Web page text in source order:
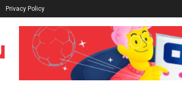
Privacy Policy